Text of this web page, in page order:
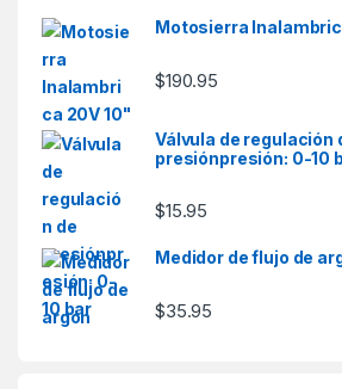
Motosierra
$190.95
Válvula de regulación
presiónpresión: 0-10
$15.95
Medidor de flujo de
$35.95